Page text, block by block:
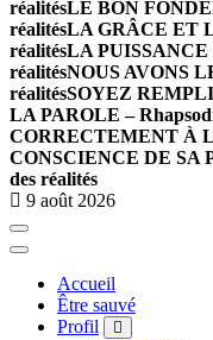
réalitésLE BON
réalitésLA GRÂCE ET
réalitésLA PUISSANCE
réalitésNOUS AVONS
réalitésSOYEZ
LA PAROLE –
CORRECTEMENT À
CONSCIENCE DE SA
des réalités
9 août 2026
Accueil
Être sauvé
Profil